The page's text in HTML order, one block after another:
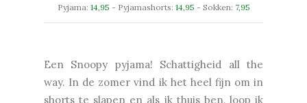
Pyjama: 14,95 - Pyjamashorts: 14,95 - Sokken: 7,95
Een Snoopy pyjama! Schattigheid all the
way. In de zomer vind ik het heel fijn om in
shorts te slapen en als ik thuis ben, loop ik